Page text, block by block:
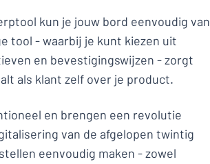
kun je jouw bord eenvoudig van
tool - waarbij je kunt kiezen uit
en bevestigingswijzen - zorgt
als klant zelf over je product.
en brengen een revolutie
van de afgelopen twintig
eenvoudig maken - zowel